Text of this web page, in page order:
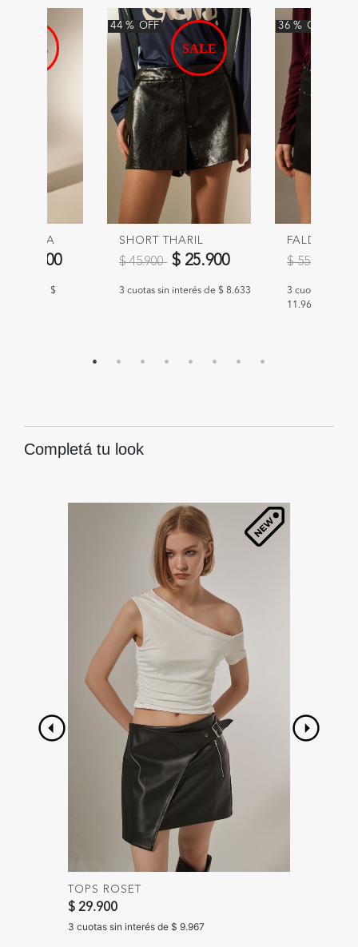
TIORA
de
$ 35.900
interés de $
44% OFF
SHORT THARIL
Precio reducido de
$ 45.900 a$ 25.900
3 cuotas sin interés de $ 8.633
36% OFF
FALDA
Precio
$ 55.900
3 cuotas sin
11.967
Completá tu look
TOPS ROSET
$ 29.900
3 cuotas sin interés de $ 9.967